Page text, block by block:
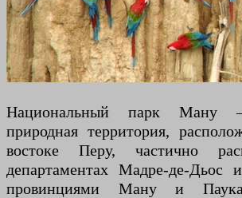
Национальный парк Ману
природная территория,
востоке Перу, частично
департаментах Мадре-де-Дьос
провинциями Ману и